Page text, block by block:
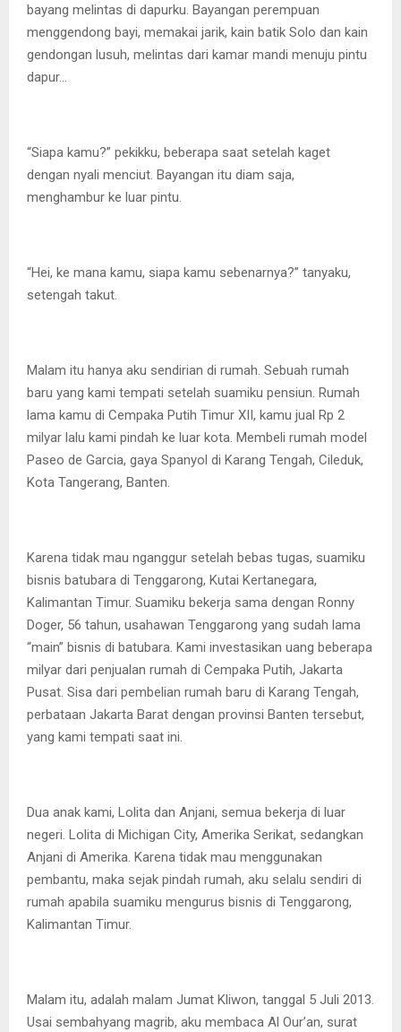
bayang melintas di dapurku. Bayangan perempuan
menggendong bayi, memakai jarik, kain batik Solo dan kain
gendongan lusuh, melintas dari kamar mandi menuju pintu
dapur…
“Siapa kamu?” pekikku, beberapa saat setelah kaget
dengan nyali menciut. Bayangan itu diam saja,
menghambur ke luar pintu.
“Hei, ke mana kamu, siapa kamu sebenarnya?” tanyaku,
setengah takut.
Malam itu hanya aku sendirian di rumah. Sebuah rumah
baru yang kami tempati setelah suamiku pensiun. Rumah
lama kamu di Cempaka Putih Timur XII, kamu jual Rp 2
milyar lalu kami pindah ke luar kota. Membeli rumah model
Paseo de Garcia, gaya Spanyol di Karang Tengah, Cileduk,
Kota Tangerang, Banten.
Karena tidak mau nganggur setelah bebas tugas, suamiku
bisnis batubara di Tenggarong, Kutai Kertanegara,
Kalimantan Timur. Suamiku bekerja sama dengan Ronny
Doger, 56 tahun, usahawan Tenggarong yang sudah lama
“main” bisnis di batubara. Kami investasikan uang beberapa
milyar dari penjualan rumah di Cempaka Putih, Jakarta
Pusat. Sisa dari pembelian rumah baru di Karang Tengah,
perbataan Jakarta Barat dengan provinsi Banten tersebut,
yang kami tempati saat ini.
Dua anak kami, Lolita dan Anjani, semua bekerja di luar
negeri. Lolita di Michigan City, Amerika Serikat, sedangkan
Anjani di Amerika. Karena tidak mau menggunakan
pembantu, maka sejak pindah rumah, aku selalu sendiri di
rumah apabila suamiku mengurus bisnis di Tenggarong,
Kalimantan Timur.
Malam itu, adalah malam Jumat Kliwon, tanggal 5 Juli 2013.
Usai sembahyang magrib, aku membaca Al Our’an, surat